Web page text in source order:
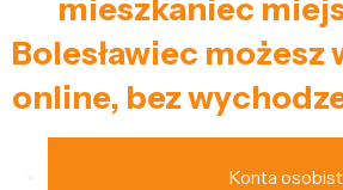
mieszkaniec
Bolesławiec możesz
online, bez
Konta